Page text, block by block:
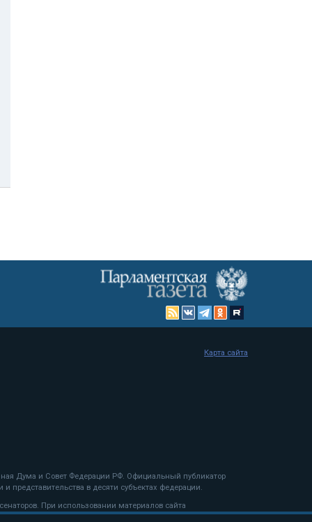
Дума и Совет Федерации РФ. Официальный публикатор
представительства в десяти субъектах федерации.
При использовании материалов сайта
Карта сайта